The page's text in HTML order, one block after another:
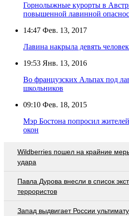
Горнолыжные курорты в
повышенной лавинной
14:47 Фев. 13, 2017
Лавина накрыла девять
19:53 Янв. 13, 2016
Во французских Альпах под
школьников
09:10 Фев. 18, 2015
Мэр Бостона попросил
окон
Wildberries пошел на крайние
удара
Павла Дурова внесли в список
террористов
Запад выдвигает России